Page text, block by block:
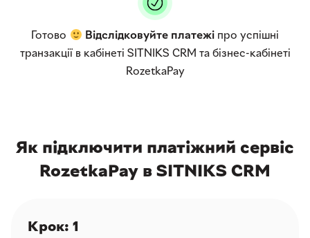
Готово Відслідковуйте платежіпро успішні
транзакції в кабінеті SITNIKS CRM та бізнес-кабінеті
RozetkaPay
Як підключити платіжний сервіс
RozetkaPay в SITNIKS CRM
Крок: 1